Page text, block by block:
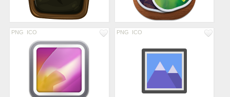
PNG ICO PNG ICO